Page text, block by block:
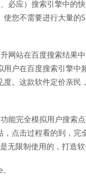
必应）搜索引擎中的
您不需要进行大量的
网站在百度搜索结果
户在百度搜索引擎中
。这款软件定价亲民
能完全模拟用户搜索
点击过程看的到，完
无限制使用的，打造软